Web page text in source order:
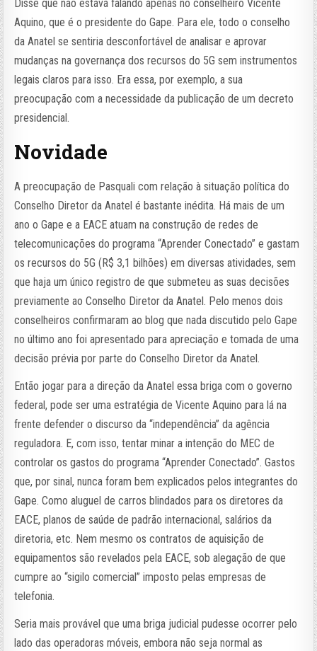
Disse que não estava falando apenas no conselheiro Vicente
Aquino, que é o presidente do Gape. Para ele, todo o conselho
da Anatel se sentiria desconfortável de analisar e aprovar
mudanças na governança dos recursos do 5G sem instrumentos
legais claros para isso. Era essa, por exemplo, a sua
preocupação com a necessidade da publicação de um decreto
presidencial.
Novidade
A preocupação de Pasquali com relação à situação política do
Conselho Diretor da Anatel é bastante inédita. Há mais de um
ano o Gape e a EACE atuam na construção de redes de
telecomunicações do programa “Aprender Conectado” e gastam
os recursos do 5G (R$ 3,1 bilhões) em diversas atividades, sem
que haja um único registro de que submeteu as suas decisões
previamente ao Conselho Diretor da Anatel. Pelo menos dois
conselheiros confirmaram ao blog que nada discutido pelo Gape
no último ano foi apresentado para apreciação e tomada de uma
decisão prévia por parte do Conselho Diretor da Anatel.
Então jogar para a direção da Anatel essa briga com o governo
federal, pode ser uma estratégia de Vicente Aquino para lá na
frente defender o discurso da “independência” da agência
reguladora. E, com isso, tentar minar a intenção do MEC de
controlar os gastos do programa “Aprender Conectado”. Gastos
que, por sinal, nunca foram bem explicados pelos integrantes do
Gape. Como aluguel de carros blindados para os diretores da
EACE, planos de saúde de padrão internacional, salários da
diretoria, etc. Nem mesmo os contratos de aquisição de
equipamentos são revelados pela EACE, sob alegação de que
cumpre ao “sigilo comercial” imposto pelas empresas de
telefonia.
Seria mais provável que uma briga judicial pudesse ocorrer pelo
lado das operadoras móveis, embora não seja normal as